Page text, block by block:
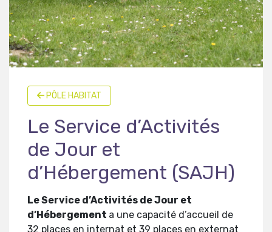
PÔLE HABITAT
Le Service d’Activités
de Jour et
d’Hébergement (SAJH)
Le Service d’Activités de Jour et
d’Hébergement a une capacité d’accueil de
32 places en internat et 39 places en externat